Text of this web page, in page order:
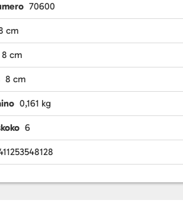
70600
cm
8 cm
8 cm
0,161 kg
6